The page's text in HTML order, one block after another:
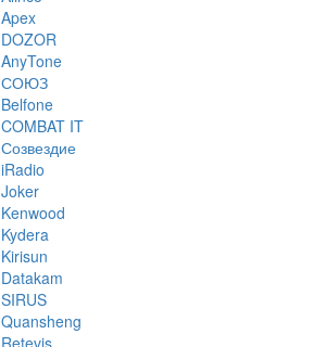
Apex
DOZOR
AnyTone
СОЮЗ
Belfone
COMBAT IT
Созвездие
iRadio
Joker
Kenwood
Kydera
Kirisun
Datakam
SIRUS
Quansheng
Retevis